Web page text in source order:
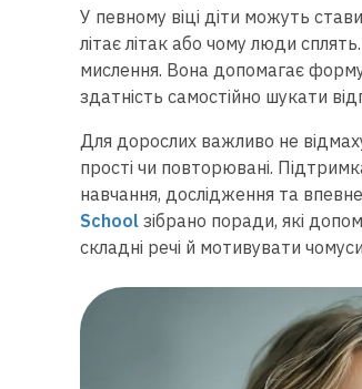
У певному віці діти можуть
літає літак або чому люди
мислення. Вона допомагає
здатність самостійно шукати
Для дорослих важливо не
прості чи повторювані.
навчання, дослідження та
School зібрано поради, які
складні речі й мотивувати